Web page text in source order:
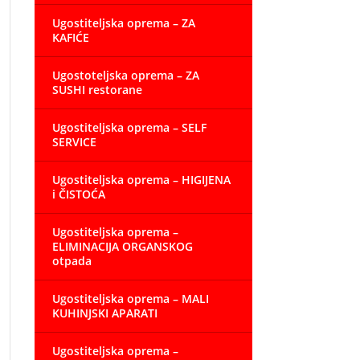
Ugostiteljska oprema – ZA
KAFIĆE
Ugostoteljska oprema – ZA
SUSHI restorane
Ugostiteljska oprema – SELF
SERVICE
Ugostiteljska oprema – HIGIJENA
i ČISTOĆA
Ugostiteljska oprema –
ELIMINACIJA ORGANSKOG
otpada
Ugostiteljska oprema – MALI
KUHINJSKI APARATI
Ugostiteljska oprema –